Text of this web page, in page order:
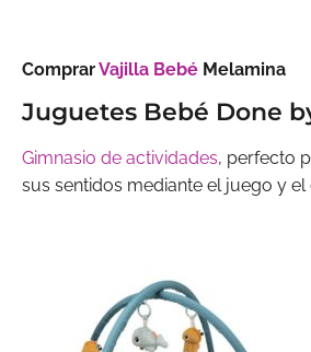
ComprarVajilla Bebé Melamina
Juguetes Bebé Done
Gimnasio de actividades, perfecto
sus sentidos mediante el juego y